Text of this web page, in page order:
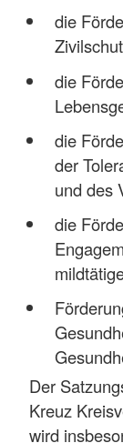
die
die
die
der
und des
die
Der
Kreuz
wird